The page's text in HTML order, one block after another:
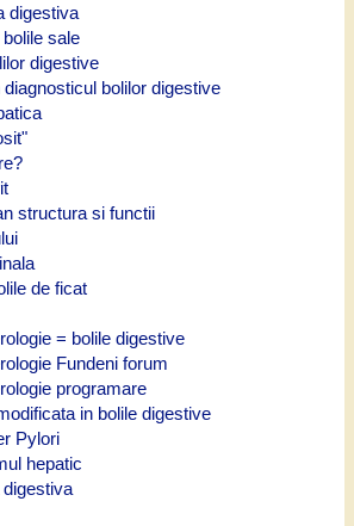
digestiva
sale
digestive
diagnosticul bolilor digestive
structura si functii
de ficat
= bolile digestive
Fundeni forum
programare
in bolile digestive
Pylori
hepatic